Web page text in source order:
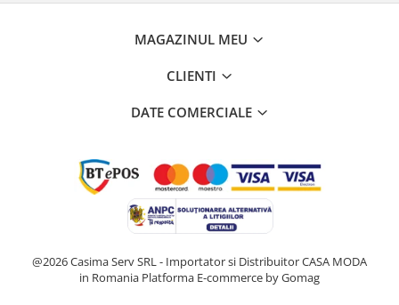
MAGAZINUL MEU
CLIENTI
DATE COMERCIALE
@2026 Casima Serv SRL - Importator si Distribuitor CASA MODA
in Romania Platforma E-commerce by Gomag